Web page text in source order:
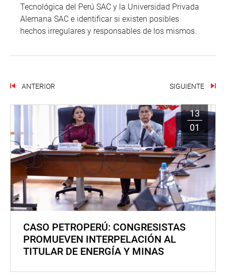
Tecnológica del Perú SAC y la Universidad Privada
Alemana SAC e identificar si existen posibles
hechos irregulares y responsables de los mismos.
ANTERIOR SIGUIENTE
13
01
CASO PETROPERÚ: CONGRESISTAS
PROMUEVEN INTERPELACIÓN AL
TITULAR DE ENERGÍA Y MINAS